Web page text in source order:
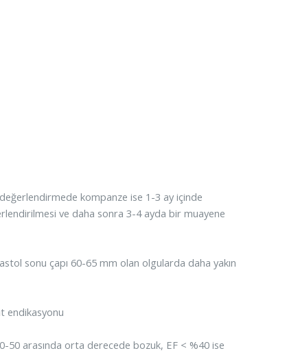
kompanze ise 1-3 ay içinde
ve daha sonra 3-4 ayda bir muayene
sonu çapı 60-65 mm olan olgularda daha yakın
endikasyonu
50 arasında orta derecede bozuk, EF < %40 ise